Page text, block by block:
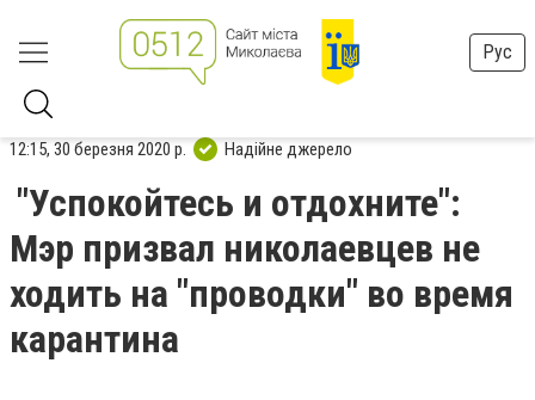
Рус
12:15, 30 березня 2020 р. Надійне джерело
"Успокойтесь и отдохните":
Мэр призвал николаевцев не
ходить на "проводки" во время
карантина